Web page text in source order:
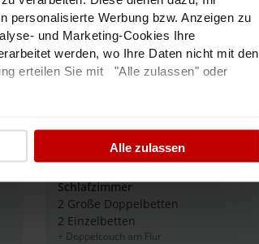
personalisierte Werbung bzw. Anzeigen zu
und Marketing-Cookies Ihre
werden, wo Ihre Daten nicht mit den
erteilen Sie mit "Alle zulassen" oder
Alle zulassen
Pers.)
/ WC / Waschbecken
Schlafzimmer
Schlafzimmer
2 Große Doppelbetten
2 Einzelbetten
+ Doppelcouch am Flur